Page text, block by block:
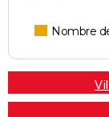
Nombre